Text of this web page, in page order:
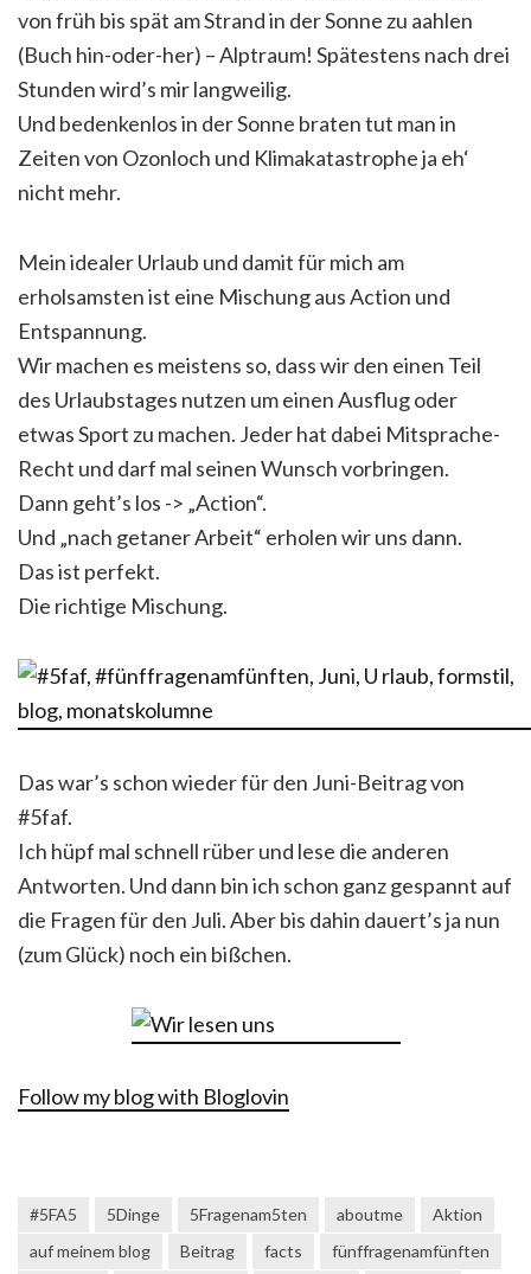
von früh bis spät am Strand in der Sonne zu aahlen
(Buch hin-oder-her) – Alptraum! Spätestens nach drei
Stunden wird’s mir langweilig.
Und bedenkenlos in der Sonne braten tut man in
Zeiten von Ozonloch und Klimakatastrophe ja eh‘
nicht mehr.
Mein idealer Urlaub und damit für mich am
erholsamsten ist eine Mischung aus Action und
Entspannung.
Wir machen es meistens so, dass wir den einen Teil
des Urlaubstages nutzen um einen Ausflug oder
etwas Sport zu machen. Jeder hat dabei Mitsprache-
Recht und darf mal seinen Wunsch vorbringen.
Dann geht’s los -> „Action“.
Und „nach getaner Arbeit“ erholen wir uns dann.
Das ist perfekt.
Die richtige Mischung.
Das war’s schon wieder für den Juni-Beitrag von
#5faf.
Ich hüpf mal schnell rüber und lese die anderen
Antworten. Und dann bin ich schon ganz gespannt auf
die Fragen für den Juli. Aber bis dahin dauert’s ja nun
(zum Glück) noch ein bißchen.
Follow my blog with Bloglovin
#5FA5 5Dinge 5Fragenam5ten aboutme
Aktion
auf meinem blog
Beitrag facts
fünffragenamfünften